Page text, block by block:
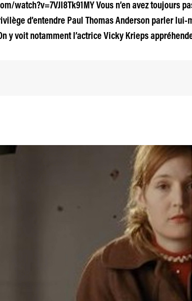
watch?v=7VJl8Tk91MY Vous n’en avez toujours
d’entendre Paul Thomas Anderson parler
y voit notamment l’actrice Vicky Krieps